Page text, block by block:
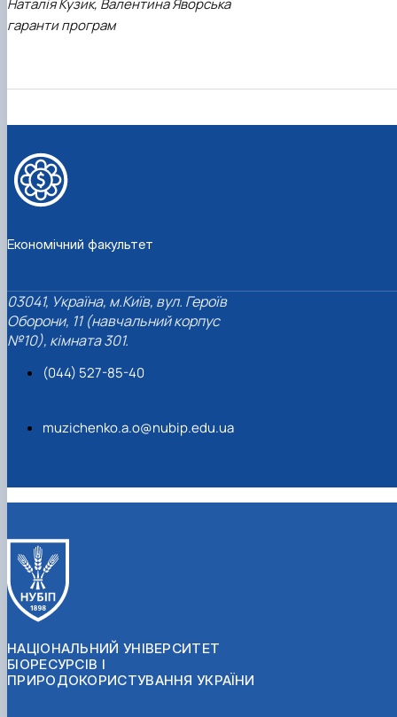
гаранти програм
Економічний факультет
03041, Україна, м.Київ, вул. Героїв
Оборони, 11 (навчальний корпус
№10), кімната 301.
(044) 527-85-40
muzichenko.a.o@nubip.edu.ua
НАЦІОНАЛЬНИЙ УНІВЕРСИТЕТ
БІОРЕСУРСІВ І
ПРИРОДОКОРИСТУВАННЯ УКРАЇНИ